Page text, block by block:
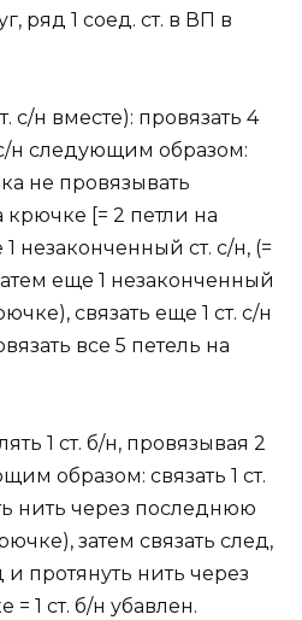
ряд 1 соед. ст. в ВП в
с/н вместе): провязать 4
с/н следующим образом:
не провязывать
[= 2 петли на
незаконченный ст. с/н, (=
еще 1 незаконченный
связать еще 1 ст. с/н
все 5 петель на
1 ст. б/н, провязывая 2
образом: связать 1 ст.
нить через последнюю
затем связать след,
и протянуть нить через
= 1 ст. б/н убавлен.